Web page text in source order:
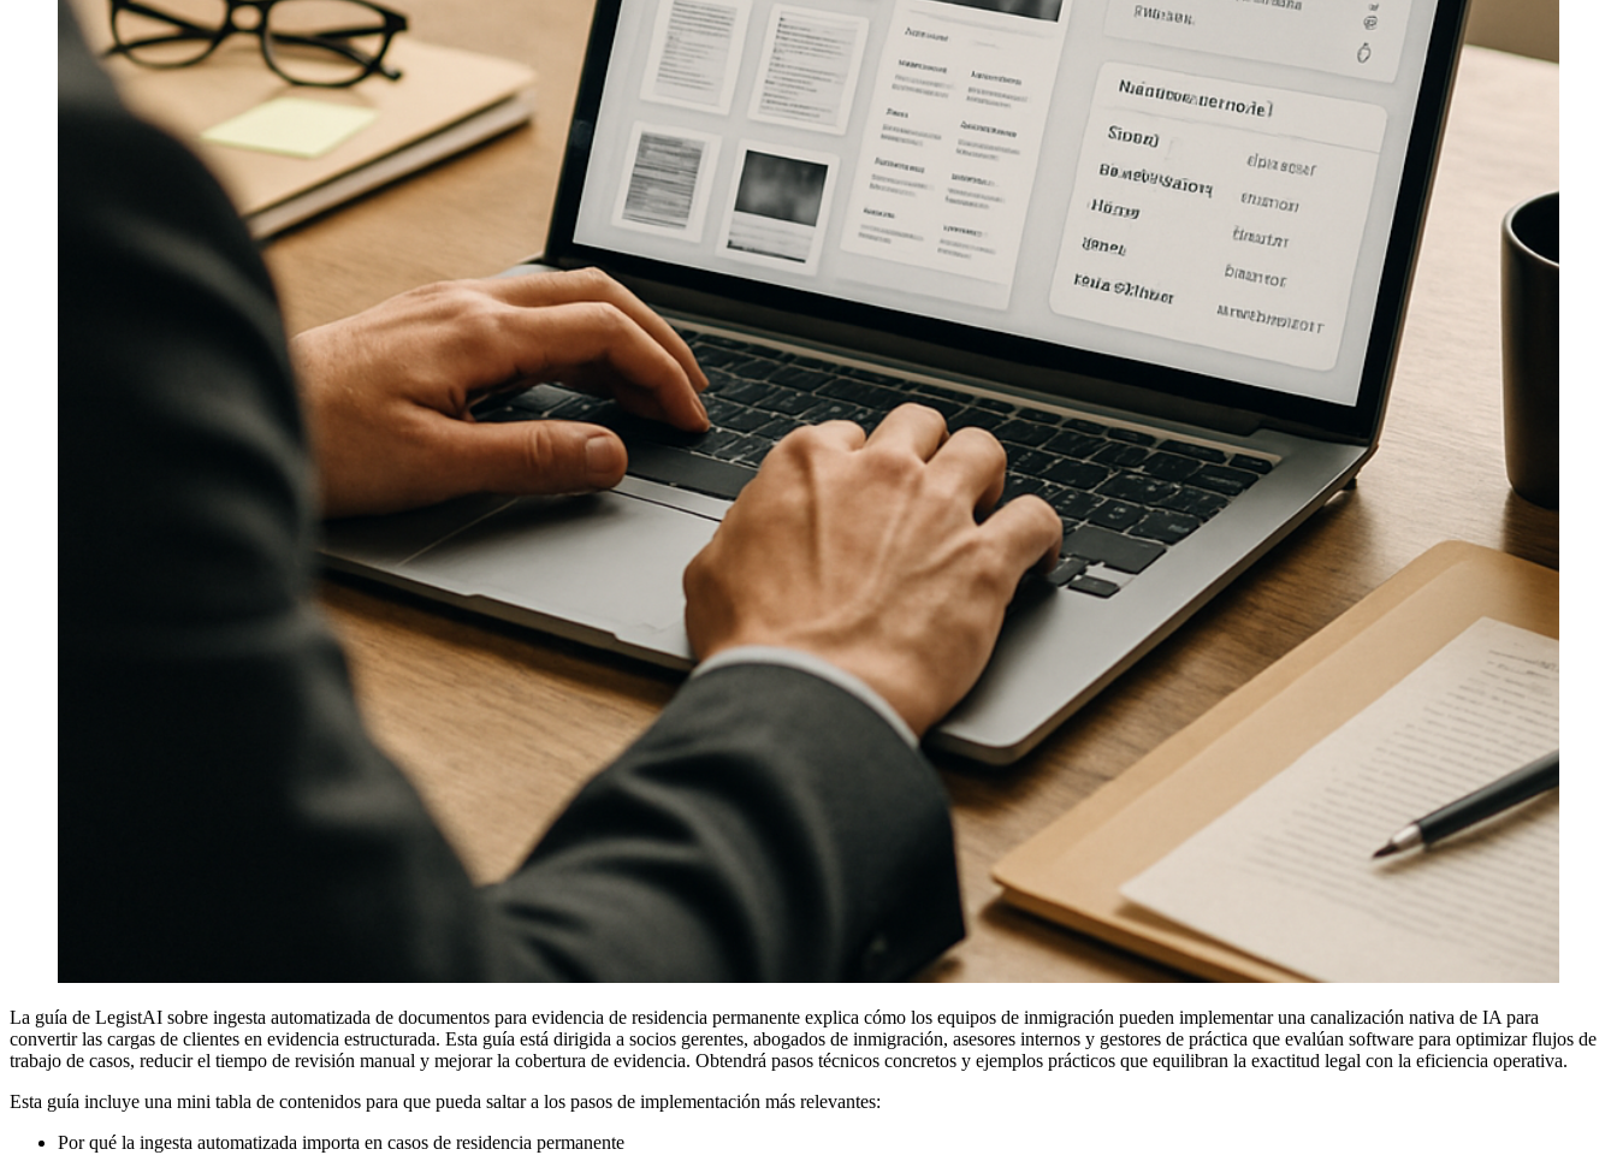
La guía de LegistAI sobre ingesta automatizada de documentos para evidencia de residencia permanente explica cómo los equipos de inmigración pueden implementar una canalización nativa de IA para
convertir las cargas de clientes en evidencia estructurada. Esta guía está dirigida a socios gerentes, abogados de inmigración, asesores internos y gestores de práctica que evalúan software para optimizar flujos de
trabajo de casos, reducir el tiempo de revisión manual y mejorar la cobertura de evidencia. Obtendrá pasos técnicos concretos y ejemplos prácticos que equilibran la exactitud legal con la eficiencia operativa.
Esta guía incluye una mini tabla de contenidos para que pueda saltar a los pasos de implementación más relevantes:
Por qué la ingesta automatizada importa en casos de residencia permanente